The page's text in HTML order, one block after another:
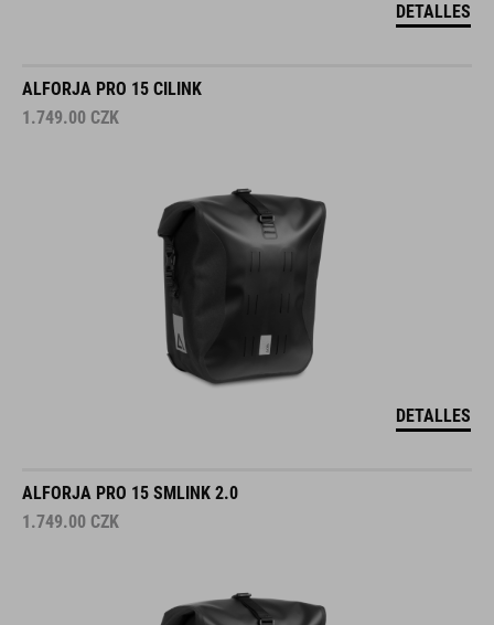
DETALLES
ALFORJA PRO 15 CILINK
1.749.00 CZK
DETALLES
ALFORJA PRO 15 SMLINK 2.0
1.749.00 CZK